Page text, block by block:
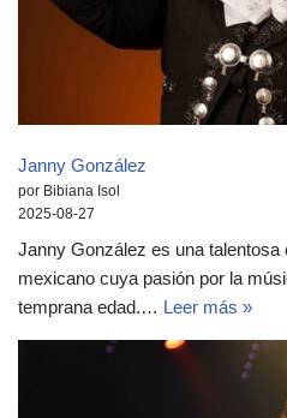
Janny González
por Bibiana Isol
2025-08-27
Janny González es una talentosa
mexicano cuya pasión por la
temprana edad.… Leer más »